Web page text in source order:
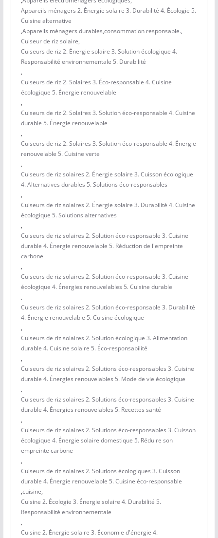
Appareils ménagers 2. Énergie solaire 3. Durabilité 4. Écologie 5.
Cuisine alternative
,Appareils ménagers durables,consommation responsable.,
Cuiseur de riz solaire,
Cuiseurs de riz 2. Énergie solaire 3. Solution écologique 4.
Responsabilité environnementale 5. Durabilité
,
Cuiseurs de riz 2. Solaires 3. Éco-responsable 4. Cuisine
écologique 5. Énergie renouvelable
,
Cuiseurs de riz 2. Solaires 3. Solution éco-responsable 4. Cuisine
durable 5. Énergie renouvelable
,
Cuiseurs de riz 2. Solaires 3. Solution éco-responsable 4. Énergie
renouvelable 5. Cuisine verte
,
Cuiseurs de riz solaires 2. Énergie solaire 3. Cuisson écologique
4. Alternatives durables 5. Solutions éco-responsables
,
Cuiseurs de riz solaires 2. Énergie solaire 3. Durabilité 4. Cuisine
écologique 5. Solutions alternatives
,
Cuiseurs de riz solaires 2. Solution éco-responsable 3. Cuisine
durable 4. Énergie renouvelable 5. Réduction de l'empreinte
carbone
,
Cuiseurs de riz solaires 2. Solution éco-responsable 3. Cuisine
écologique 4. Énergies renouvelables 5. Cuisine durable
,
Cuiseurs de riz solaires 2. Solution éco-responsable 3. Durabilité
4. Énergie renouvelable 5. Cuisine écologique
,
Cuiseurs de riz solaires 2. Solution écologique 3. Alimentation
durable 4. Cuisine solaire 5. Éco-responsabilité
,
Cuiseurs de riz solaires 2. Solutions éco-responsables 3. Cuisine
durable 4. Énergies renouvelables 5. Mode de vie écologique
,
Cuiseurs de riz solaires 2. Solutions éco-responsables 3. Cuisine
durable 4. Énergies renouvelables 5. Recettes santé
,
Cuiseurs de riz solaires 2. Solutions éco-responsables 3. Cuisson
écologique 4. Énergie solaire domestique 5. Réduire son
empreinte carbone
,
Cuiseurs de riz solaires 2. Solutions écologiques 3. Cuisson
durable 4. Énergie renouvelable 5. Cuisine éco-responsable
,cuisine,
Cuisine 2. Écologie 3. Énergie solaire 4. Durabilité 5.
Responsabilité environnementale
,
Cuisine 2. Énergie solaire 3. Économie d'énergie 4.